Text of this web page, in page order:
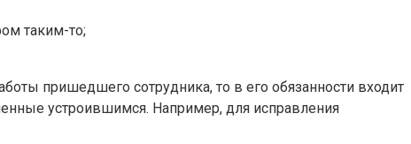
таким-то;
пришедшего сотрудника, то в его обязанности входит
устроившимся. Например, для исправления